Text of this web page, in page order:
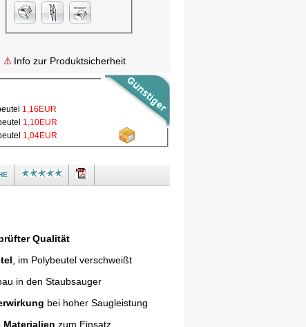
Info zur Produktsicherheit
1,16EUR
1,10EUR
1,04EUR
Qualität
, im Polybeutel verschweißt
in den Staubsauger
bei hoher Saugleistung
zum Einsatz